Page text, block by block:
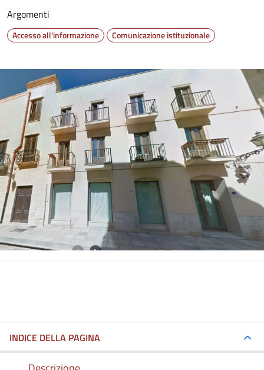
Argomenti
Accesso all'informazione Comunicazione istituzionale
INDICE DELLA PAGINA